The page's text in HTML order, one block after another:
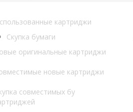
картриджи
Скупка бумаги
оригинальные картриджи
новые картриджи
совместимых бу